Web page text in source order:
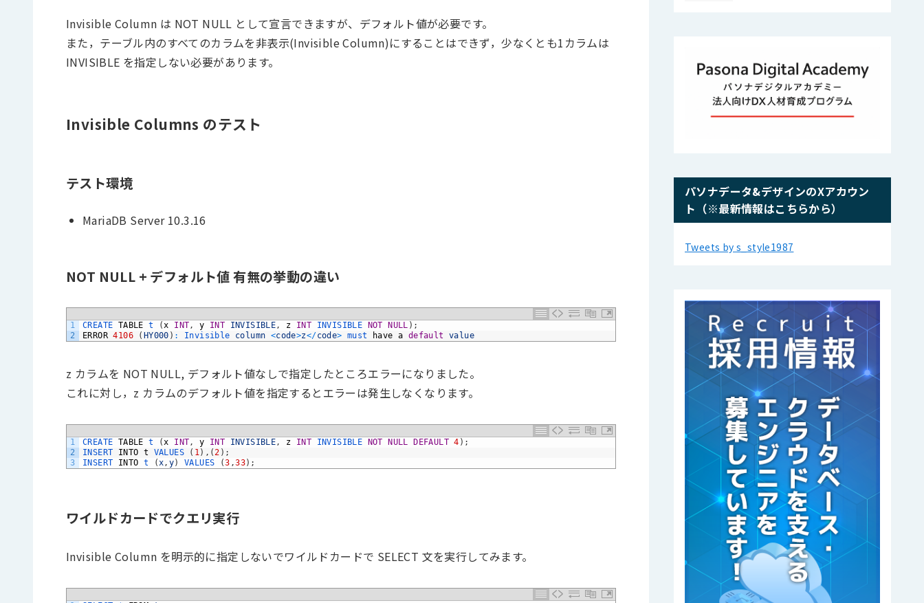
Invisible Column は NOT NULL として宣言できますが、デフォルト値が必要です。
また，テーブル内のすべてのカラムを非表示(Invisible Column)にすることはできず，少なくとも1カラムは
INVISIBLE を指定しない必要があります。
Invisible Columns のテスト
テスト環境
MariaDB Server 10.3.16
NOT NULL + デフォルト値 有無の挙動の違い
1
2
CREATE TABLE t (x INT, y INT INVISIBLE, z INT INVISIBLE NOT NULL ) ;
ERROR 4106 ( HY000 ) : Invisible column <code>z</code> must have a default value
z カラムを NOT NULL, デフォルト値なしで指定したところエラーになりました。
これに対し，z カラムのデフォルト値を指定するとエラーは発生しなくなります。
1
2
3
CREATE TABLE t (x INT, y INT INVISIBLE, z INT INVISIBLE NOT NULL DEFAULT 4 ) ;
INSERT INTO t VALUES ( 1) , (2 ) ;
INSERT INTO t (x, y) VALUES (3 ,33) ;
ワイルドカードでクエリ実行
Invisible Column を明示的に指定しないでワイルドカードで SELECT 文を実行してみます。
パソナデータ&デザインのXアカウン
ト（※最新情報はこちらから）
Tweets by s_style1987